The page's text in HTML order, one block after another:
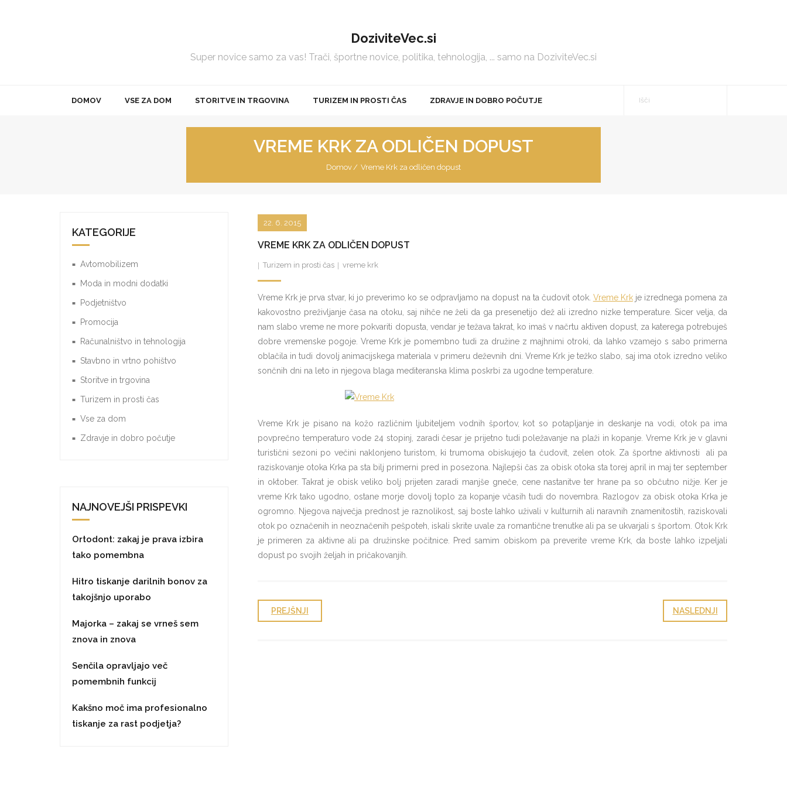
DoziviteVec.si
Super novice samo za vas! Trači, športne novice, politika, tehnologija, ... samo na DoziviteVec.si
DOMOV VSE ZA DOM STORITVE IN TRGOVINA TURIZEM IN PROSTI ČAS ZDRAVJE IN DOBRO POČUTJE
VREME KRK ZA ODLIČEN DOPUST
Domov / Vreme Krk za odličen dopust
VREME KRK ZA ODLIČEN DOPUST
22. 6. 2015
Turizem in prosti čas vreme krk
Vreme Krk je prva stvar, ki jo preverimo ko se odpravljamo na dopust na ta čudovit otok. Vreme Krkje izrednega pomena za
kakovostno preživljanje časa na otoku, saj nihče ne želi da ga presenetijo dež ali izredno nizke temperature. Sicer velja, da
nam slabo vreme ne more pokvariti dopusta, vendar je težava takrat, ko imaš v načrtu aktiven dopust, za katerega potrebuješ
dobre vremenske pogoje. Vreme Krk je pomembno tudi za družine z majhnimi otroki, da lahko vzamejo s sabo primerna
oblačila in tudi dovolj animacijskega materiala v primeru deževnih dni. Vreme Krk je težko slabo, saj ima otok izredno veliko
sončnih dni na leto in njegova blaga mediteranska klima poskrbi za ugodne temperature.
Vreme Krk je pisano na kožo različnim ljubiteljem vodnih športov, kot so potapljanje in deskanje na vodi, otok pa ima
povprečno temperaturo vode 24 stopinj, zaradi česar je prijetno tudi poležavanje na plaži in kopanje. Vreme Krk je v glavni
turistični sezoni po večini naklonjeno turistom, ki trumoma obiskujejo ta čudovit, zelen otok. Za športne aktivnosti ali pa
raziskovanje otoka Krka pa sta bilj primerni pred in posezona. Najlepši čas za obisk otoka sta torej april in maj ter september
in oktober. Takrat je obisk veliko bolj prijeten zaradi manjše gneče, cene nastanitve ter hrane pa so občutno nižje. Ker je
vreme Krk tako ugodno, ostane morje dovolj toplo za kopanje včasih tudi do novembra. Razlogov za obisk otoka Krka je
ogromno. Njegova največja prednost je raznolikost, saj boste lahko uživali v kulturnih ali naravnih znamenitostih, raziskovali
otok po označenih in neoznačenih pešpoteh, iskali skrite uvale za romantične trenutke ali pa se ukvarjali s športom. Otok Krk
je primeren za aktivne ali pa družinske počitnice. Pred samim obiskom pa preverite vreme Krk, da boste lahko izpeljali
dopust po svojih željah in pričakovanjih.
PREJŠNJI NASLEDNJI
KATEGORIJE
Avtomobilizem
Moda in modni dodatki
Podjetništvo
Promocija
Računalništvo in tehnologija
Stavbno in vrtno pohištvo
Storitve in trgovina
Turizem in prosti čas
Vse za dom
Zdravje in dobro počutje
NAJNOVEJŠI PRISPEVKI
Ortodont: zakaj je prava izbira
tako pomembna
Hitro tiskanje darilnih bonov za
takojšnjo uporabo
Majorka – zakaj se vrneš sem
znova in znova
Senčila opravljajo več
pomembnih funkcij
Kakšno moč ima profesionalno
tiskanje za rast podjetja?